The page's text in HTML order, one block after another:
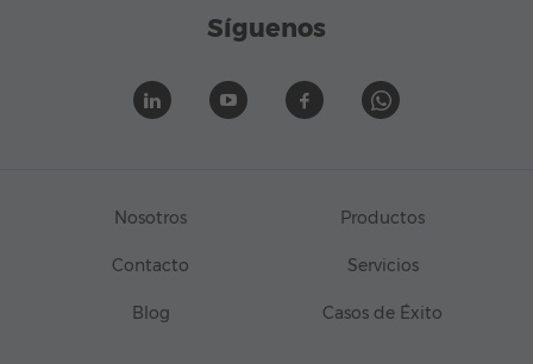
Síguenos
Nosotros Productos
Contacto Servicios
Blog Casos de Éxito